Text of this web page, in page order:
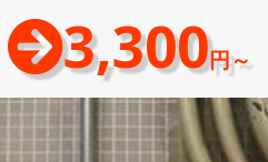
3,300円～